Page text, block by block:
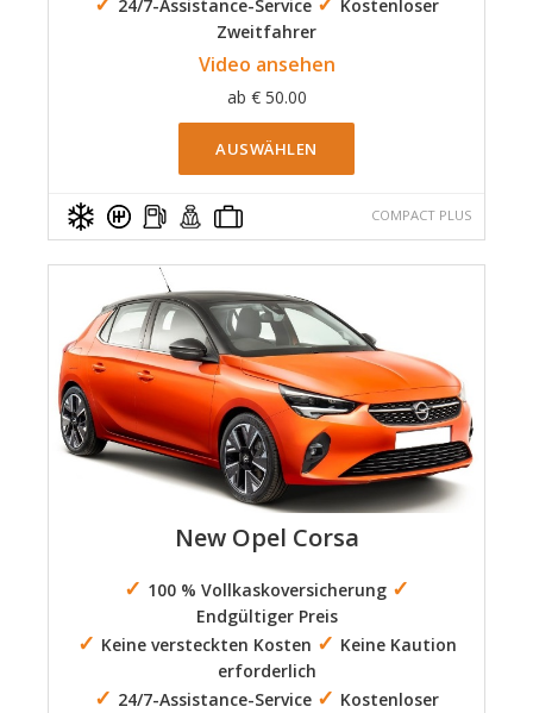
24/7-Assistance-Service
Kostenloser
Zweitfahrer
Video ansehen
ab € 50.00
AUSWÄHLEN
COMPACT PLUS
New Opel Corsa
✓ 100 % Vollkaskoversicherung ✓
Endgültiger Preis
✓ Keine versteckten Kosten ✓ Keine Kaution
erforderlich
✓ 24/7-Assistance-Service ✓ Kostenloser